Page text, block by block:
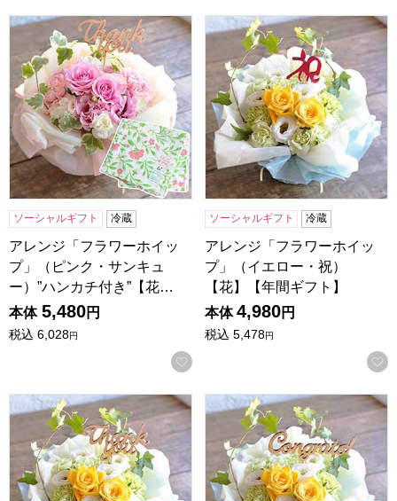
アレンジ「フラワーホイップ」（ピンク・サンキュー）”ハ
ソーシャルギフト 冷蔵
アレンジ「フラワーホイッ
プ」（ピンク・サンキュ
ー）”ハンカチ付き”【花…
本体 5,480円
税込 6,028円
お気に入りに登録する
アレンジ「フラワーホイッ
ソーシャルギフト 冷蔵
アレンジ「フラワーホイッ
プ」（イエロー・祝）
【花】【年間ギフト】
本体 4,980円
税込 5,478円
アレンジ「フラワーホイップ」（イエロー・サンキュー）
アレンジ「フラワーホイッ